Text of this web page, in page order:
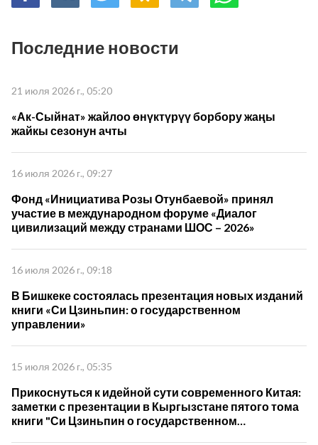
Последние новости
21 июля 2026 г., 05:20
«Ак-Сыйнат» жайлоо өнүктүрүү борбору жаңы
жайкы сезонун ачты
16 июля 2026 г., 09:27
Фонд «Инициатива Розы Отунбаевой» принял
участие в международном форуме «Диалог
цивилизаций между странами ШОС – 2026»
16 июля 2026 г., 09:18
В Бишкеке состоялась презентация новых изданий
книги «Си Цзиньпин: о государственном
управлении»
15 июля 2026 г., 05:35
Прикоснуться к идейной сути современного Китая:
заметки с презентации в Кыргызстане пятого тома
книги "Си Цзиньпин о государственном